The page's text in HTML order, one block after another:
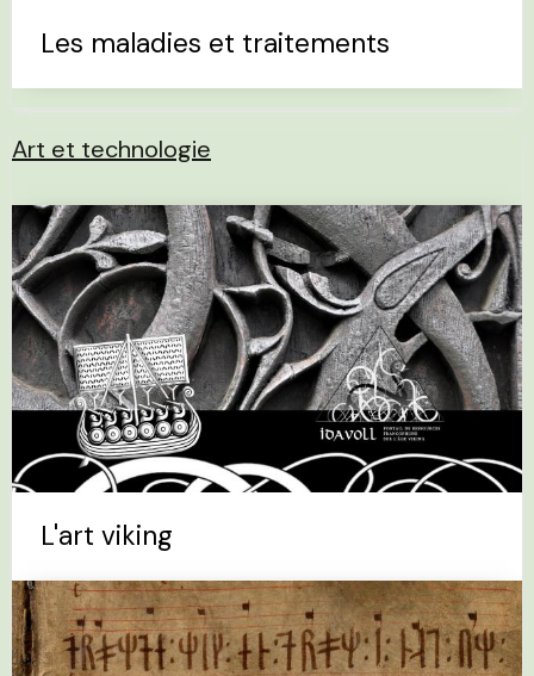
Les maladies et traitements
Art et technologie
L'art viking